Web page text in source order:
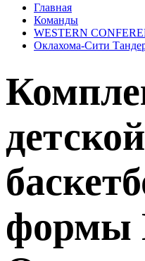
Главная
Команды
WESTERN
Оклахома-Сити
детской
формы